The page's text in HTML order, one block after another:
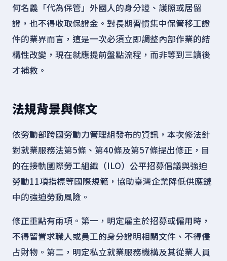
何名義「代為保管」外國人的身分證、護照或居留
證，也不得收取保證金。對長期習慣集中保管移工證
件的業界而言，這是一次必須立即調整內部作業的結
構性改變，現在就應提前盤點流程，而非等到三讀後
才補救。
法規背景與條文
依勞動部跨國勞動力管理組發布的資訊，本次修法針
對就業服務法第5條、第40條及第57條提出修正，目
的在接軌國際勞工組織（ILO）公平招募倡議與強迫
勞動11項指標等國際規範，協助臺灣企業降低供應鏈
中的強迫勞動風險。
修正重點有兩項。第一，明定雇主於招募或僱用時，
不得留置求職人或員工的身分證明相關文件、不得侵
占財物。第二，明定私立就業服務機構及其從業人員